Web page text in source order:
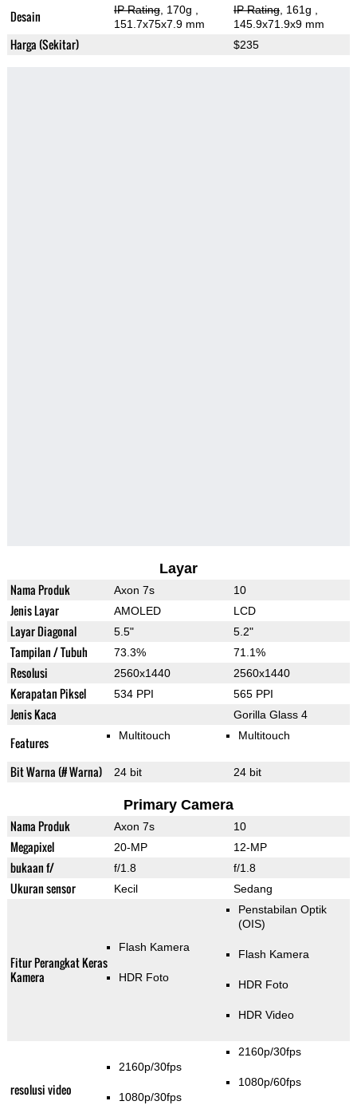
Desain IP Rating, 170g
151.7x75x7.9 mm
IP Rating, 161g
145.9x71.9x9 mm
Harga (Sekitar) $235
Layar
Nama Produk Axon 7s 10
Jenis Layar AMOLED LCD
Layar Diagonal 5.5" 5.2"
Tampilan / Tubuh 73.3% 71.1%
Resolusi 2560x1440 2560x1440
Kerapatan Piksel 534 PPI 565 PPI
Jenis Kaca Gorilla Glass 4
Features Multitouch Multitouch
Bit Warna (# Warna) 24 bit 24 bit
Primary Camera
Nama Produk Axon 7s 10
Megapixel 20-MP 12-MP
bukaan f/ f/1.8 f/1.8
Ukuran sensor Kecil Sedang
Fitur Perangkat Keras
Kamera
Flash Kamera
HDR Foto
Penstabilan Optik
(OIS)
Flash Kamera
HDR Foto
HDR Video
resolusi video
2160p/30fps
1080p/30fps
2160p/30fps
1080p/60fps